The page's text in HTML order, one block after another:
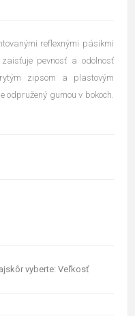
reflexnými pásikmi
pevnosť a odolnosť
zipsom a plastovým
odpružený gumou v bokoch.
vyberte: Veľkosť